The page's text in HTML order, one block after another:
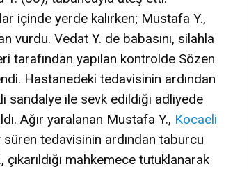
içinde yerde kalırken; Mustafa Y.,
vurdu. Vedat Y. de babasını, silahla
tarafından yapılan kontrolde Sözen
Hastanedeki tedavisinin ardından
sandalye ile sevk edildiği adliyede
Ağır yaralanan Mustafa Y., Kocaeli
tedavisinin ardından taburcu
mahkemece tutuklanarak